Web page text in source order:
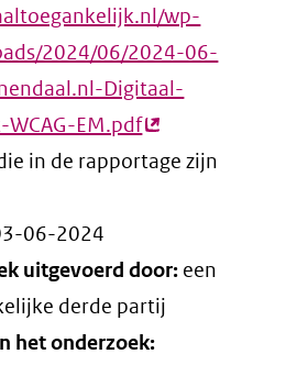
wp-
2024/06/2024-06-
Digitaal-
EM.pdf(externe
link)
in de rapportage zijn
06-2024
uitgevoerd door: een
derde partij
het onderzoek: